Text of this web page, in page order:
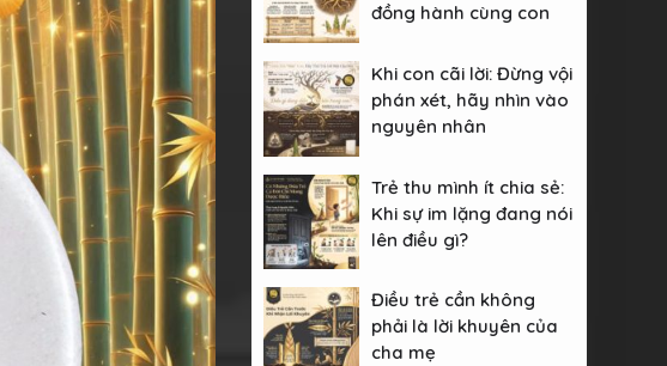
đồng hành cùng con
Khi con cãi lời: Đừng vội
phán xét, hãy nhìn vào
nguyên nhân
Trẻ thu mình ít chia sẻ:
Khi sự im lặng đang nói
lên điều gì?
Điều trẻ cần không
phải là lời khuyên của
cha mẹ